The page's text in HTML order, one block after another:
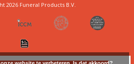
2026 Funeral Products B.V.